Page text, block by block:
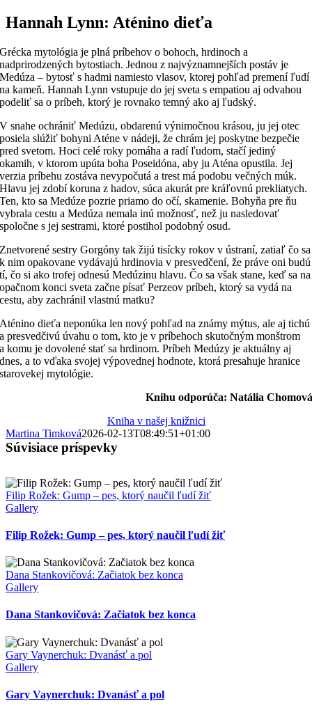
Hannah Lynn: Aténino dieťa
Grécka mytológia je plná príbehov o bohoch, hrdinoch a
nadprirodzených bytostiach. Jednou z najvýznamnejších postáv je
Medúza – bytosť s hadmi namiesto vlasov, ktorej pohľad premení ľudí
na kameň. Hannah Lynn vstupuje do jej sveta s empatiou aj odvahou
podeliť sa o príbeh, ktorý je rovnako temný ako aj ľudský.
V snahe ochrániť Medúzu, obdarenú výnimočnou krásou, ju jej otec
posiela slúžiť bohyni Aténe v nádeji, že chrám jej poskytne bezpečie
pred svetom. Hoci celé roky pomáha a radí ľudom, stačí jediný
okamih, v ktorom upúta boha Poseidóna, aby ju Aténa opustila. Jej
verzia príbehu zostáva nevypočutá a trest má podobu večných múk.
Hlavu jej zdobí koruna z hadov, súca akurát pre kráľovnú prekliatych.
Ten, kto sa Medúze pozrie priamo do očí, skamenie. Bohyňa pre ňu
vybrala cestu a Medúza nemala inú možnosť, než ju nasledovať
spoločne s jej sestrami, ktoré postihol podobný osud.
Znetvorené sestry Gorgóny tak žijú tisícky rokov v ústraní, zatiaľ čo sa
k nim opakovane vydávajú hrdinovia v presvedčení, že práve oni budú
tí, čo si ako trofej odnesú Medúzinu hlavu. Čo sa však stane, keď sa na
opačnom konci sveta začne písať Perzeov príbeh, ktorý sa vydá na
cestu, aby zachránil vlastnú matku?
Aténino dieťa neponúka len nový pohľad na známy mýtus, ale aj tichú
a presvedčivú úvahu o tom, kto je v príbehoch skutočným monštrom
a komu je dovolené stať sa hrdinom. Príbeh Medúzy je aktuálny aj
dnes, a to vďaka svojej výpovednej hodnote, ktorá presahuje hranice
starovekej mytológie.
Knihu odporúča: Natália Chomová
Kniha v našej knižnici
Martina Timková2026-02-13T08:49:51+01:00
Súvisiace príspevky
Filip Rožek: Gump – pes, ktorý naučil ľudí žiť
Gallery
Filip Rožek: Gump – pes, ktorý naučil ľudí žiť
Dana Stankovičová: Začiatok bez konca
Gallery
Dana Stankovičová: Začiatok bez konca
Gary Vaynerchuk: Dvanásť a pol
Gallery
Gary Vaynerchuk: Dvanásť a pol